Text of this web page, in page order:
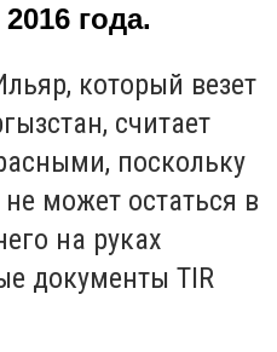
года.
который везет
считает
поскольку
не может остаться в
на руках
документы TIR